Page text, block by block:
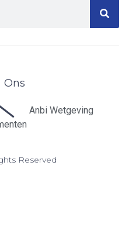
Ons
Anbi Wetgeving
Reserved